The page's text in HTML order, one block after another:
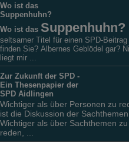
Wo ist das
Suppenhuhn?
Wo ist das Suppenhuhn?
seltsamer Titel für einen SPD-Beitrag
finden Sie? Albernes Geblödel gar?
liegt mir ...
Zur Zukunft der SPD -
Ein Thesenpapier der
SPD Aidlingen
Wichtiger als über Personen zu
ist die Diskussion der Sachthemen.
Wichtiger als über Sachthemen zu
reden, ...